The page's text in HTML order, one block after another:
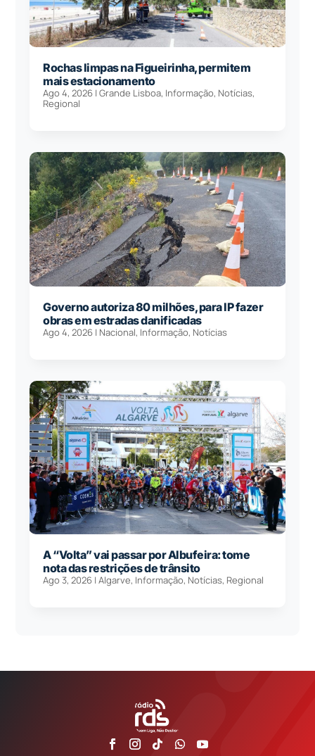
Rochas limpas na Figueirinha, permitem
mais estacionamento
Ago 4, 2026 |Grande Lisboa, Informação, Notícias,
Regional
Governo autoriza 80 milhões, para IP fazer
obras em estradas danificadas
Ago 4, 2026 | Nacional, Informação, Notícias
A “Volta” vai passar por Albufeira: tome
nota das restrições de trânsito
Ago 3, 2026 |Algarve, Informação, Notícias, Regional